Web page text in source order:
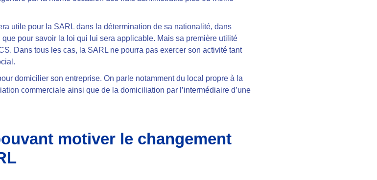
utile pour la SARL dans la détermination de sa nationalité, dans
que pour savoir la loi qui lui sera applicable. Mais sa première utilité
Dans tous les cas, la SARL ne pourra pas exercer son activité tant
domicilier son entreprise. On parle notamment du local propre à la
commerciale ainsi que de la domiciliation par l’intermédiaire d’une
motiver le changement